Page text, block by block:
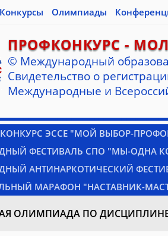
Конкурсы Олимпиады
ПРОФКОНКУРС -
© Международный
Cвидетельство о
Международные и
КОНКУРС ЭССЕ "МОЙ ВЫБОР-
ФЕСТИВАЛЬ СПО "МЫ-ОДНА
АНТИНАРКОТИЧЕСКИЙ
МАРАФОН "НАСТАВНИК-
ОЛИМПИАДА ПО